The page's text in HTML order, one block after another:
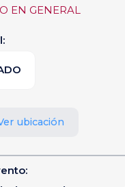
EN GENERAL
ubicación